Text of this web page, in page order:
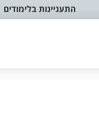
התעניינות בלימודים